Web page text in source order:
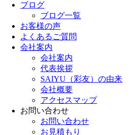
ブログ
ブログ一覧
お客様の声
よくあるご質問
会社案内
会社案内
代表挨拶
SAIYU（彩友）の由来
会社概要
アクセスマップ
お問い合わせ
お問い合わせ
お見積もり